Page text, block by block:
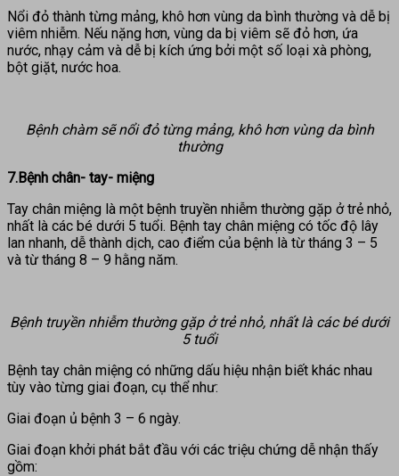
Nổi đỏ thành từng mảng, khô hơn vùng da bình thường và dễ bị
viêm nhiễm. Nếu nặng hơn, vùng da bị viêm sẽ đỏ hơn, ứa
nước, nhạy cảm và dễ bị kích ứng bởi một số loại xà phòng,
bột giặt, nước hoa.
Bệnh chàm sẽ nổi đỏ từng mảng, khô hơn vùng da bình
thường
7.Bệnh chân- tay- miệng
Tay chân miệng là một bệnh truyền nhiễm thường gặp ở trẻ nhỏ,
nhất là các bé dưới 5 tuổi. Bệnh tay chân miệng có tốc độ lây
lan nhanh, dễ thành dịch, cao điểm của bệnh là từ tháng 3 – 5
và từ tháng 8 – 9 hằng năm.
Bệnh truyền nhiễm thường gặp ở trẻ nhỏ, nhất là các bé dưới
5 tuổi
Bệnh tay chân miệng có những dấu hiệu nhận biết khác nhau
tùy vào từng giai đoạn, cụ thể như:
Giai đoạn ủ bệnh 3 – 6 ngày.
Giai đoạn khởi phát bắt đầu với các triệu chứng dễ nhận thấy
gồm: